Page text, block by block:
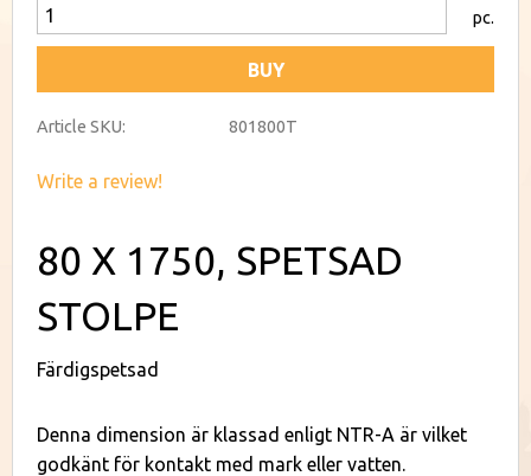
pc.
BUY
Article SKU 801800T
Write a review!
80 X 1750, SPETSAD
STOLPE
Färdigspetsad
Denna dimension är klassad enligt NTR-A är vilket
godkänt för kontakt med mark eller vatten.